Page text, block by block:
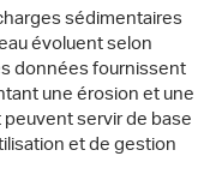
sédimentaires
évoluent selon
données fournissent
une érosion et une
servir de base
et de gestion